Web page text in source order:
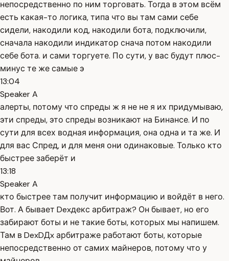
непосредственно по ним торговать. Тогда в этом всём
есть какая-то логика, типа что вы там сами себе
сидели, накодили код, накодили бота, подключили,
сначала накодили индикатор снача потом накодили
себе бота. и сами торгуете. По сути, у вас будут плюс-
минус те же самые э
13:04
Speaker A
алерты, потому что спреды ж я не не я их придумываю,
эти спреды, это спреды возникают на Бинансе. И по
сути для всех водная информация, она одна и та же. И
для вас Спред, и для меня они одинаковые. Только кто
быстрее заберёт и
13:18
Speaker A
кто быстрее там получит информацию и войдёт в него.
Вот. А бывает Dexдекс арбитраж? Он бывает, но его
забирают боты и не такие боты, которых мы напишем.
Там в DexDДx арбитраже работают боты, которые
непосредственно от самих майнеров, потому что у